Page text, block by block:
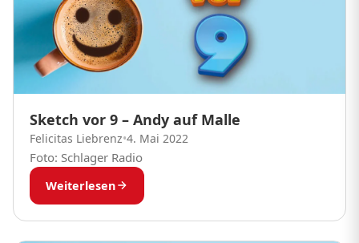
Sketch vor 9 – Andy auf Malle
Felicitas Liebrenz•4. Mai 2022
Foto: Schlager Radio
Weiterlesen